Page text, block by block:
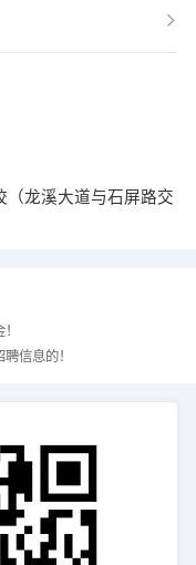
（龙溪大道与石屏路交
聘信息的！